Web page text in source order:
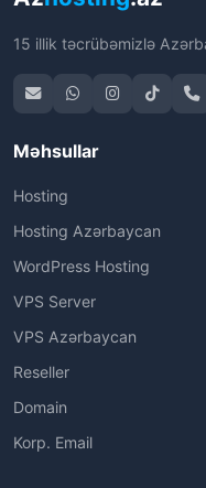
15 illik təcrübəmizlə
Məhsullar
Hosting
Hosting Azərbaycan
WordPress Hosting
VPS Server
VPS Azərbaycan
Reseller
Domain
Korp. Email